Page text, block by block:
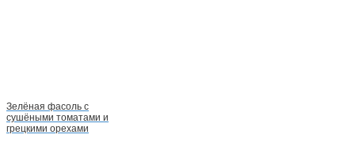
Зелёная фасоль с
сушёными томатами и
грецкими орехами